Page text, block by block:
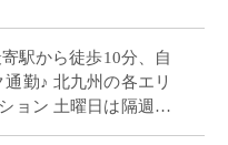
駅から徒歩10分、自
勤♪ 北九州の各エリ
ョン 土曜日は隔週勤
研修をされる先生も